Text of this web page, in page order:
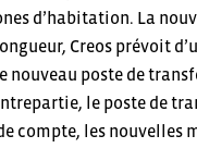
d’habitation. La
Creos prévoit
nouveau poste de
le poste de
compte, les